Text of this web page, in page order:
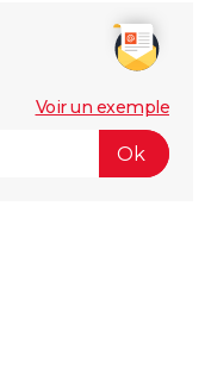
Voir un exemple